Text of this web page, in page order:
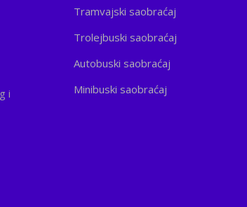
i
Tramvajski saobraćaj
Trolejbuski saobraćaj
Autobuski saobraćaj
Minibuski saobraćaj